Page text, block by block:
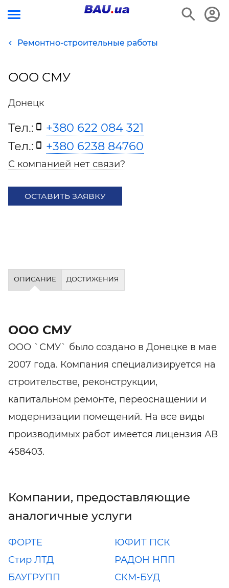
Ремонтно-строительные работы
ООО СМУ
Донецк
Тел.:
+380 622 084 321
Тел.:
+380 6238 84760
С компанией нет связи?
ОСТАВИТЬ ЗАЯВКУ
ОПИСАНИЕ ДОСТИЖЕНИЯ
ООО СМУ
ООО `СМУ` было создано в Донецке в мае
2007 года. Компания специализируется на
строительстве, реконструкции,
капитальном ремонте, переоснащении и
модернизации помещений. На все виды
производимых работ имеется лицензия АВ
458403.
Компании, предоставляющие
аналогичные услуги
ФОРТЕ
ЮФИТ ПСК
Стир ЛТД
РАДОН НПП
БАУГРУПП
СКМ-БУД